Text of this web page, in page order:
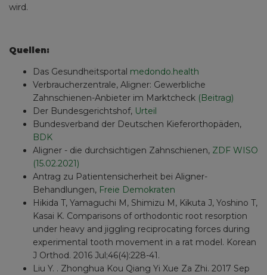
wird.
Quellen:
Das Gesundheitsportal medondo.health
Verbraucherzentrale, Aligner: Gewerbliche
Zahnschienen-Anbieter im Marktcheck (Beitrag)
Der Bundesgerichtshof, Urteil
Bundesverband der Deutschen Kieferorthopäden,
BDK
Aligner - die durchsichtigen Zahnschienen, ZDF WISO
(15.02.2021)
Antrag zu Patientensicherheit bei Aligner-
Behandlungen, Freie Demokraten
Hikida T, Yamaguchi M, Shimizu M, Kikuta J, Yoshino T,
Kasai K. Comparisons of orthodontic root resorption
under heavy and jiggling reciprocating forces during
experimental tooth movement in a rat model. Korean
J Orthod. 2016 Jul;46(4):228-41.
Liu Y. . Zhonghua Kou Qiang Yi Xue Za Zhi. 2017 Sep